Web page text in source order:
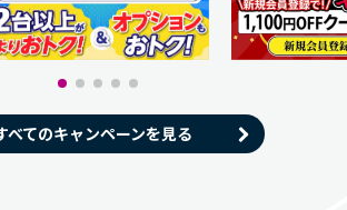
べてのキャンペーンを見る